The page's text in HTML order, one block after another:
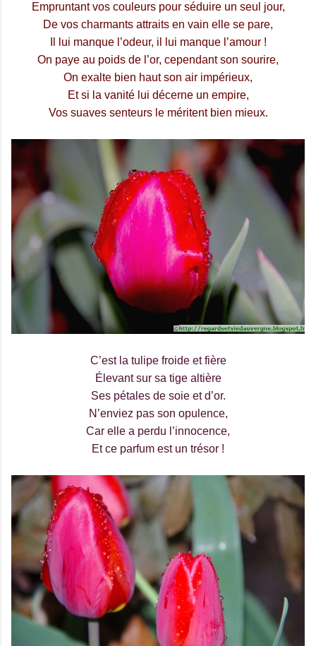
Empruntant vos couleurs pour séduire un seul jour,
De vos charmants attraits en vain elle se pare,
Il lui manque l’odeur, il lui manque l’amour !
On paye au poids de l’or, cependant son sourire,
On exalte bien haut son air impérieux,
Et si la vanité lui décerne un empire,
Vos suaves senteurs le méritent bien mieux.
C’est la tulipe froide et fière
Élevant sur sa tige altière
Ses pétales de soie et d’or.
N’enviez pas son opulence,
Car elle a perdu l’innocence,
Et ce parfum est un trésor !